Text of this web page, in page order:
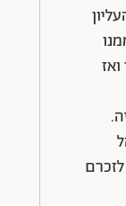
ממנו
ואז